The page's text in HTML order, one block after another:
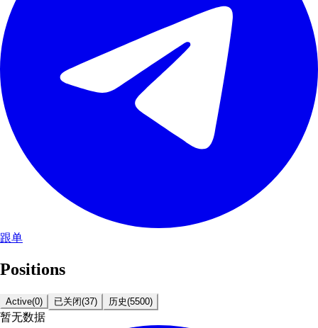
跟单
Positions
Active(0) 已关闭(37) 历史(5500)
暂无数据